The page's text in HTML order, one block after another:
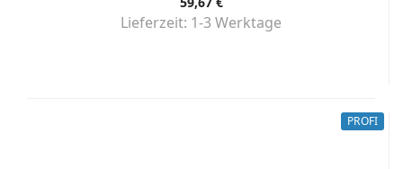
Lieferzeit: 1-3 Werktage
PROFI